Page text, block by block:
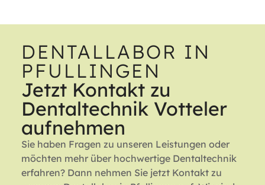
DENTALLABOR IN
PFULLINGEN
Jetzt Kontakt zu
Dentaltechnik Votteler
aufnehmen
Sie haben Fragen zu unseren Leistungen oder
möchten mehr über hochwertige Dentaltechnik
erfahren? Dann nehmen Sie jetzt Kontakt zu